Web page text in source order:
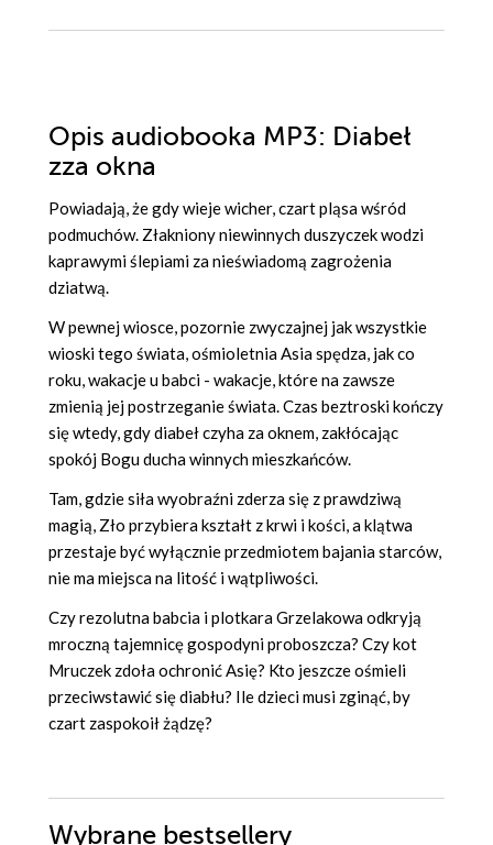
Opis audiobooka MP3: Diabeł
zza okna
Powiadają, że gdy wieje wicher, czart pląsa wśród
podmuchów. Złakniony niewinnych duszyczek wodzi
kaprawymi ślepiami za nieświadomą zagrożenia
dziatwą.
W pewnej wiosce, pozornie zwyczajnej jak wszystkie
wioski tego świata, ośmioletnia Asia spędza, jak co
roku, wakacje u babci - wakacje, które na zawsze
zmienią jej postrzeganie świata. Czas beztroski kończy
się wtedy, gdy diabeł czyha za oknem, zakłócając
spokój Bogu ducha winnych mieszkańców.
Tam, gdzie siła wyobraźni zderza się z prawdziwą
magią, Zło przybiera kształt z krwi i kości, a klątwa
przestaje być wyłącznie przedmiotem bajania starców,
nie ma miejsca na litość i wątpliwości.
Czy rezolutna babcia i plotkara Grzelakowa odkryją
mroczną tajemnicę gospodyni proboszcza? Czy kot
Mruczek zdoła ochronić Asię? Kto jeszcze ośmieli
przeciwstawić się diabłu? Ile dzieci musi zginąć, by
czart zaspokoił żądzę?
Wybrane bestsellery